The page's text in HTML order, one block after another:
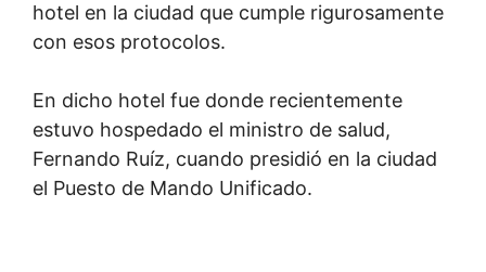
hotel en la ciudad que cumple rigurosamente
con esos protocolos.
En dicho hotel fue donde recientemente
estuvo hospedado el ministro de salud,
Fernando Ruíz, cuando presidió en la ciudad
el Puesto de Mando Unificado.